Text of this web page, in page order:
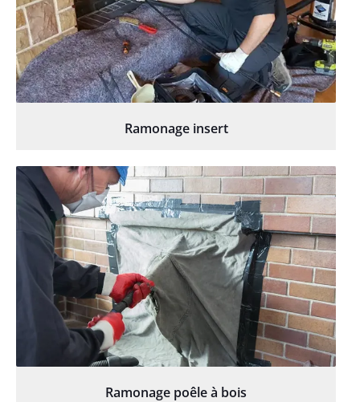
Ramonage insert
Ramonage poêle à bois